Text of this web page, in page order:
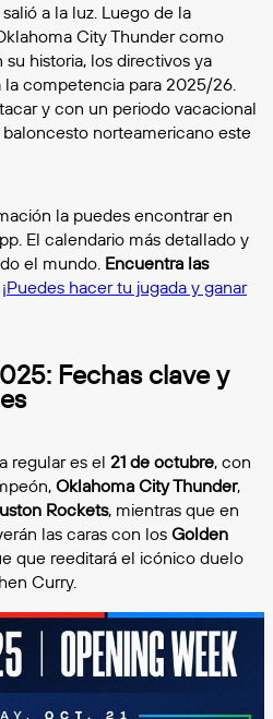
a la luz. Luego de la
City Thunder como
historia, los directivos ya
competencia para 2025/26.
y con un periodo vacacional
norteamericano este
la puedes encontrar en
El calendario más detallado y
el mundo. Encuentra las
¡Puedes hacer tu jugada y ganar
Fechas clave y
regular es el 21 de octubre, con
Oklahoma City Thunder,
Rockets, mientras que en
las caras con los Golden
que reeditará el icónico duelo
Curry.